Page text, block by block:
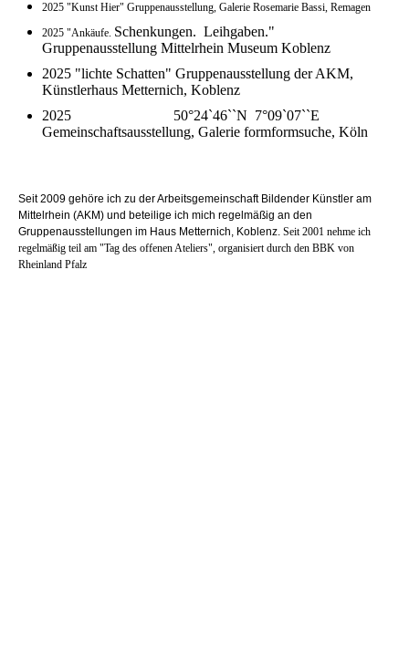
2025 "Kunst Hier" Gruppenausstellung, Galerie Rosemarie Bassi, Remagen
2025 "Ankäufe. Schenkungen. Leihgaben."
Gruppenausstellung Mittelrhein Museum Koblenz
2025 "lichte Schatten" Gruppenausstellung der AKM,
Künstlerhaus Metternich, Koblenz
2025 50°24`46``N 7°09`07``E
Gemeinschaftsausstellung, Galerie formformsuche, Köln
Seit 2009 gehöre ich zu der Arbeitsgemeinschaft Bildender Künstler am
Mittelrhein (AKM) und beteilige ich mich regelmäßig an den
Gruppenausstellungen im Haus Metternich, Koblenz. Seit 2001 nehme ich
regelmäßig teil am "Tag des offenen Ateliers", organisiert durch den BBK von
Rheinland Pfalz